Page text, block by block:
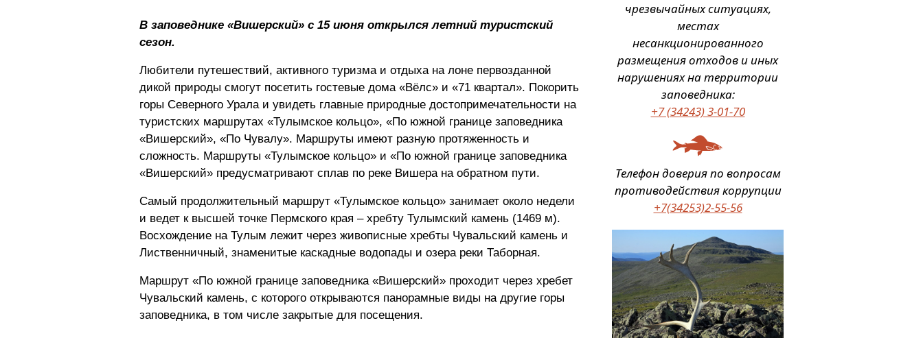
В заповеднике «Вишерский» с 15 июня открылся летний туристский
сезон.
Любители путешествий, активного туризма и отдыха на лоне первозданной
дикой природы смогут посетить гостевые дома «Вёлс» и «71 квартал». Покорить
горы Северного Урала и увидеть главные природные достопримечательности на
туристских маршрутах «Тулымское кольцо», «По южной границе заповедника
«Вишерский», «По Чувалу». Маршруты имеют разную протяженность и
сложность. Маршруты «Тулымское кольцо» и «По южной границе заповедника
«Вишерский» предусматривают сплав по реке Вишера на обратном пути.
Самый продолжительный маршрут «Тулымское кольцо» занимает около недели
и ведет к высшей точке Пермского края – хребту Тулымский камень (1469 м).
Восхождение на Тулым лежит через живописные хребты Чувальский камень и
Лиственничный, знаменитые каскадные водопады и озера реки Таборная.
Маршрут «По южной границе заповедника «Вишерский» проходит через хребет
Чувальский камень, с которого открываются панорамные виды на другие горы
заповедника, в том числе закрытые для посещения.
чрезвычайных ситуациях,
местах
несанкционированного
размещения отходов и иных
нарушениях на территории
заповедника:
+7 (34243) 3-01-70
Телефон доверия по вопросам
противодействия коррупции
+7(34253)2-55-56